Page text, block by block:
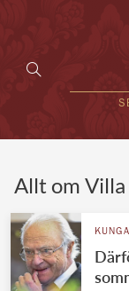
Allt om